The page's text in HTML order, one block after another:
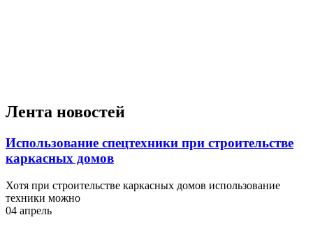
Лента новостей
Использование спецтехники при строительстве
каркасных домов
Хотя при строительстве каркасных домов использование
техники можно
04 апрель